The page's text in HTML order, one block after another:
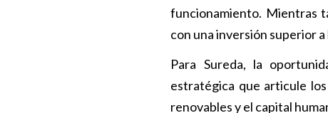
funcionamiento. Mientras
con una inversión superior
Para Sureda, la
estratégica que articule
renovables y el capital